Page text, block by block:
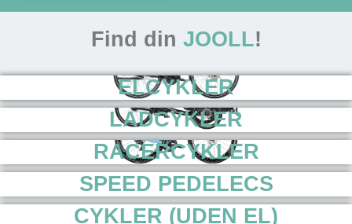
Find din JOOLL!
ELCYKLER
LADCYKLER
RACERCYKLER
SPEED PEDELECS
CYKLER (UDEN EL)